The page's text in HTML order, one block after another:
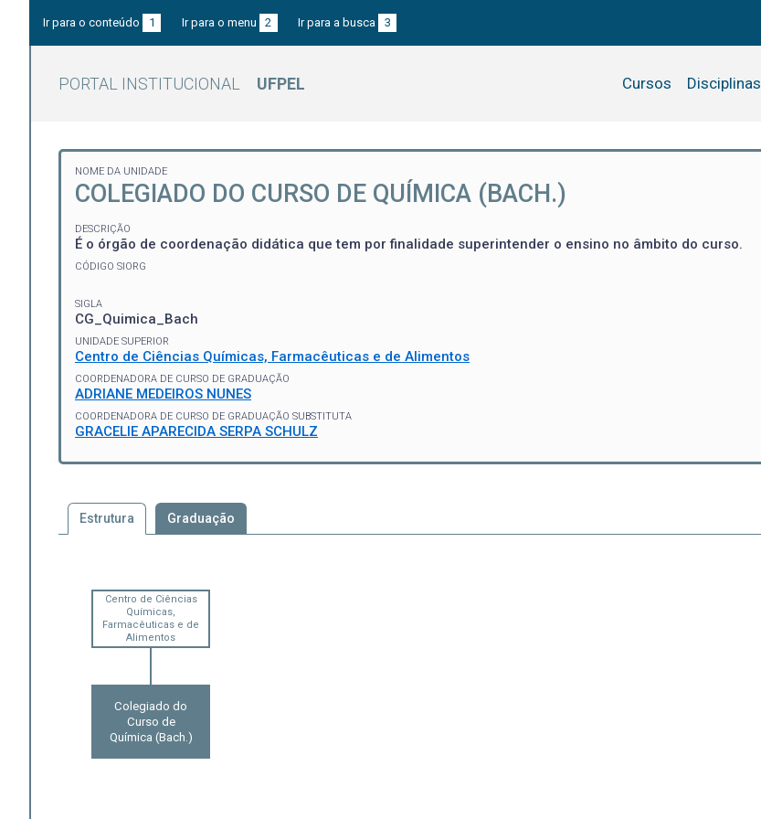
Ir para o conteúdo 1 Ir para o menu 2 Ir para a busca 3
PORTAL INSTITUCIONAL UFPEL Cursos Disciplinas
NOME DA UNIDADE
COLEGIADO DO CURSO DE QUÍMICA (BACH.)
DESCRIÇÃO
É o órgão de coordenação didática que tem por finalidade superintender o ensino no âmbito do curso.
CÓDIGO SIORG
SIGLA
CG_Quimica_Bach
UNIDADE SUPERIOR
Centro de Ciências Químicas, Farmacêuticas e de Alimentos
COORDENADORA DE CURSO DE GRADUAÇÃO
ADRIANE MEDEIROS NUNES
COORDENADORA DE CURSO DE GRADUAÇÃO SUBSTITUTA
GRACELIE APARECIDA SERPA SCHULZ
Estrutura Graduação
Centro de Ciências
Químicas,
Farmacêuticas e de
Alimentos
Colegiado do
Curso de
Química (Bach.)